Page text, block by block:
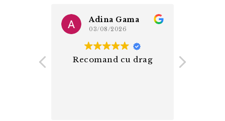
Adina Gama
03/08/2026
Recomand cu drag